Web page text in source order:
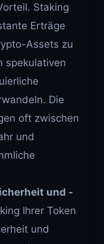
Staking
Erträge
Assets zu
spekulativen
Die
oft zwischen
und
und -
Ihrer Token
und